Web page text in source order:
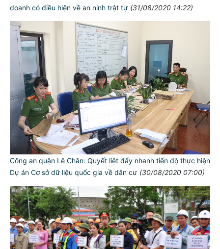
doanh có điều hiện về an ninh trật tự (31/08/2020 14:22)
Công an quận Lê Chân: Quyết liệt đẩy nhanh tiến độ thực hiện
Dự án Cơ sở dữ liệu quốc gia về dân cư (30/08/2020 07:00)